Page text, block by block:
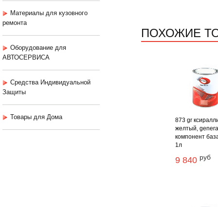
Материалы для кузовного
ремонта
Оборудование для
АВТОСЕРВИСА
Средства Индивидуальной
Защиты
Товары для Дома
ПОХОЖИЕ
873 gr
желтый,
компонент
1л
9 840 руб